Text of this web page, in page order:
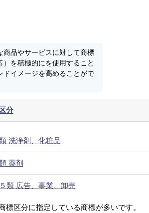
商品やサービスに対して商標
を積極的にを使用すること
ドイメージを高めることがで
分
洗浄剤、化粧品
薬剤
類 広告、事業、卸売
標区分に指定している商標が多いです。